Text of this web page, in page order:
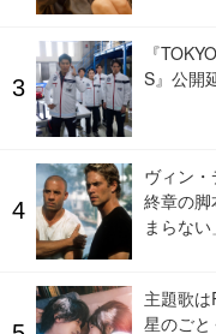
『
S』公開
ヴィン
終章の脚
まらない
主題歌は
星のごと